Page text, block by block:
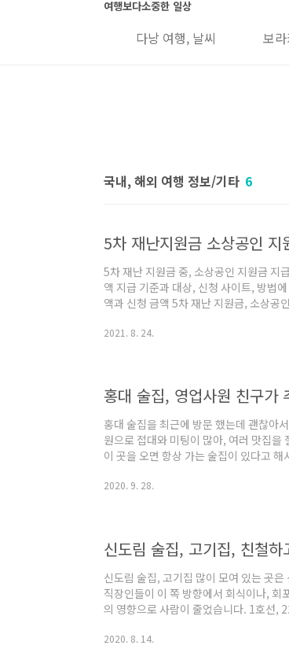
여행보다소중한 일상
다낭 여행, 날씨 보
국내, 해외 여행 정보/기타 6
5차 재난 지원금 중, 소상공인 지원금 지
액 지급 기준과 대상, 신청 사이트, 방법
액과 신청 금액 5차 재난 지원금, 소상공
있는 상태여야 합니다. 만약 폐업을 했다
2021. 8. 24.
홍대 술집, 영업사원 친구가
홍대 술집을 최근에 방문 했는데 괜찮아
원으로 접대와 미팅이 많아, 여러 맛집
이 곳을 오면 항상 가는 술집이 있다고
먹었는데요, 저는 외식을 그렇게 좋아하
2020. 9. 28.
신도림 술집, 고기집, 친철
신도림 술집, 고기집 많이 모여 있는 곳
직장인들이 이 쪽 방향에서 회식이나,
의 영향으로 사람이 줄었습니다. 1호선,
마트도 폰 집단 상가가 유명해 지면서, 신
2020. 8. 14.